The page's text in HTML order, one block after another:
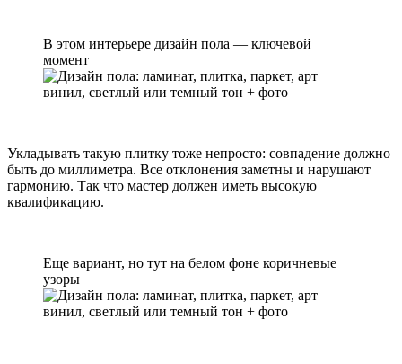
В этом интерьере дизайн пола — ключевой
момент
Укладывать такую плитку тоже непросто: совпадение должно
быть до миллиметра. Все отклонения заметны и нарушают
гармонию. Так что мастер должен иметь высокую
квалификацию.
Еще вариант, но тут на белом фоне коричневые
узоры